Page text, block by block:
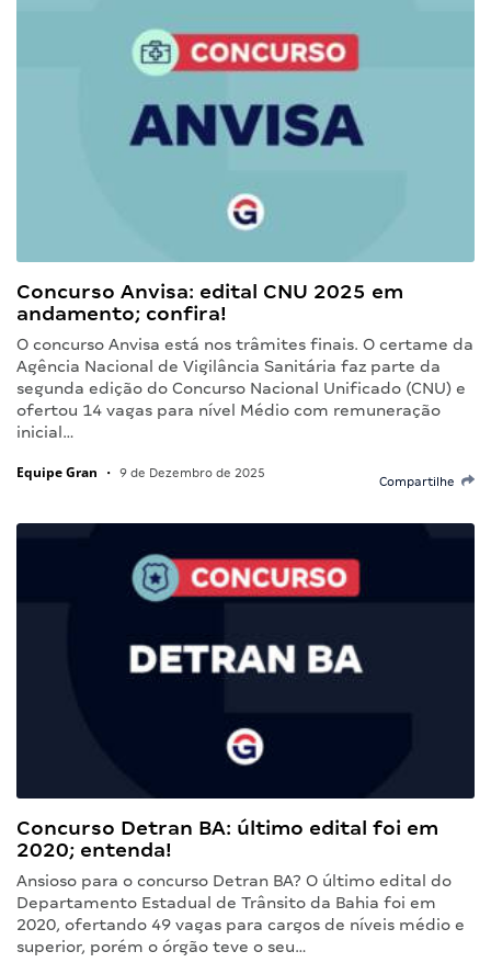
Concurso Anvisa: edital CNU 2025 em
andamento; confira!
O concurso Anvisa está nos trâmites finais. O certame da
Agência Nacional de Vigilância Sanitária faz parte da
segunda edição do Concurso Nacional Unificado (CNU) e
ofertou 14 vagas para nível Médio com remuneração
inicial…
Equipe Gran • 9 de Dezembro de 2025
Compartilhe
Concurso Detran BA: último edital foi em
2020; entenda!
Ansioso para o concurso Detran BA? O último edital do
Departamento Estadual de Trânsito da Bahia foi em
2020, ofertando 49 vagas para cargos de níveis médio e
superior, porém o órgão teve o seu…